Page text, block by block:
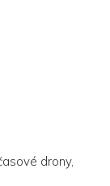
drony,